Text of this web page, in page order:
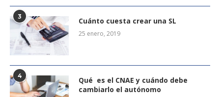
3 Cuánto cuesta crear una SL
25 enero, 2019
4
Qué es el CNAE y cuándo debe
cambiarlo el autónomo